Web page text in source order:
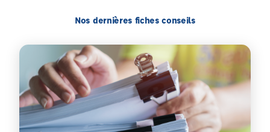
Nos dernières fiches conseils